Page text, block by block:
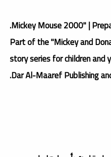
Part of the "Mickey and
story series for children and
Dar Al-Maaref Publishing